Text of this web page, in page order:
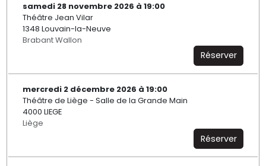
samedi 28 novembre 2026 à 19:00
Théâtre Jean Vilar
1348 Louvain-la-Neuve
Brabant Wallon
Réserver
mercredi 2 décembre 2026 à 19:00
Théâtre de Liège - Salle de la Grande Main
4000 LIEGE
Liège
Réserver